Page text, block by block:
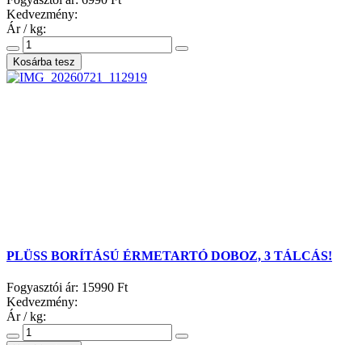
Kedvezmény:
Ár / kg:
PLÜSS BORÍTÁSÚ ÉRMETARTÓ DOBOZ, 3 TÁLCÁS!
Fogyasztói ár: 15990 Ft
Kedvezmény:
Ár / kg: